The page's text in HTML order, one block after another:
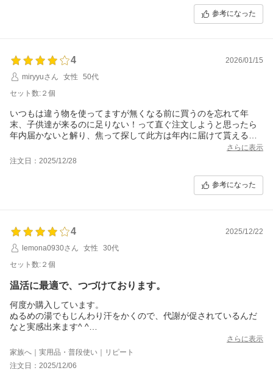
参考になった
4
2026/01/15
miryyuさん
女性
50代
セット数:２個
いつもは違う物を使ってますが無くなる前に買うのを忘れて年
末、子供達が来るのに足りない！って直ぐ注文しようと思ったら
年内届かないと解り、焦って探して此方は年内に届けて貰える様
ちゃんと間に合う様に届けて貰えて有難うございました。
早速使ってみたところ体の温まるのを感じましたし家族の評判も
此方に切替えるのも良いかなと思いましたが量が少なくて価格も
さらに表示
注文日：2025/12/28
参考になった
4
2025/12/22
lemona0930さん
女性
30代
セット数:２個
温活に最適で、つづけております。
何度か購入しています。
ぬるめの湯でもじんわり汗をかくので、代謝が促されているんだ
なと実感出来ます^ ^
今回は、届いた時に一緒に入っている緩衝材がペシャンコで、エ
プソピアの中身が粉々になっていました…。
湿気ている感じはなく、カラカラなのでたぶん品質的には問題な
いと思いますのでそのまま使ってます。
さらに表示
家族へ｜実用品・普段使い｜リピート
注文日：2025/12/06